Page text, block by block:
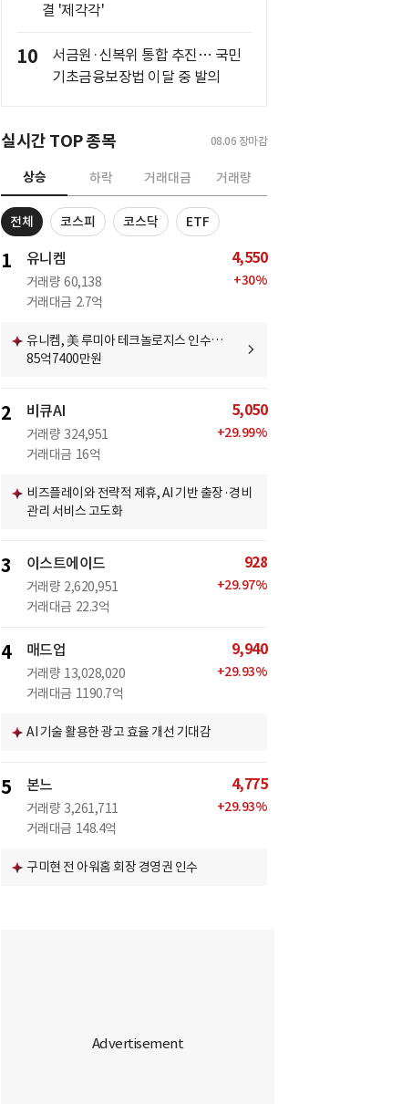
결 '제각각'
10
서금원·신복위 통합 추진… 국민
기초금융보장법 이달 중 발의
실시간 TOP 종목 08.06 장마감
상승 하락 거래대금 거래량
전체 코스피 코스닥 ETF
1 유니켐
거래량 60,138
거래대금 2.7억
4,550
+30%
유니켐, 美 루미아 테크놀로지스 인수…
85억7400만원
2 비큐AI
거래량 324,951
거래대금 16억
5,050
+29.99%
비즈플레이와 전략적 제휴, AI 기반 출장·경비
관리 서비스 고도화
3 이스트에이드
거래량 2,620,951
거래대금 22.3억
928
+29.97%
4 매드업
거래량 13,028,020
거래대금 1190.7억
9,940
+29.93%
AI 기술 활용한 광고 효율 개선 기대감
5 본느
거래량 3,261,711
거래대금 148.4억
4,775
+29.93%
구미현 전 아워홈 회장 경영권 인수